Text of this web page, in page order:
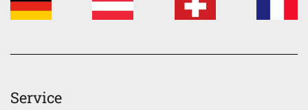
Service